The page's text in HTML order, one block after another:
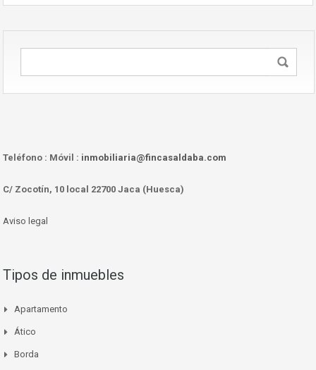
Teléfono : Móvil : inmobiliaria@fincasaldaba.com
C/ Zocotín, 10 local 22700 Jaca (Huesca)
Aviso legal
Tipos de inmuebles
Apartamento
Ático
Borda